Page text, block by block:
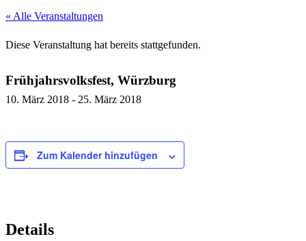
« Alle Veranstaltungen
Diese Veranstaltung hat bereits stattgefunden.
Frühjahrsvolksfest, Würzburg
10. März 2018 - 25. März 2018
Zum Kalender hinzufügen
Details